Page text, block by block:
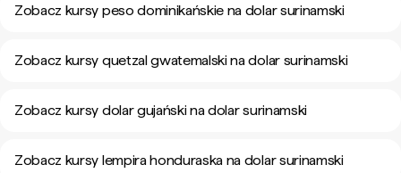
Zobacz kursy peso dominikańskie na dolar surinamski
Zobacz kursy quetzal gwatemalski na dolar surinamski
Zobacz kursy dolar gujański na dolar surinamski
Zobacz kursy lempira honduraska na dolar surinamski